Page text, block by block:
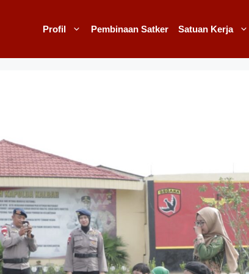
Profil Pembinaan Satker Satuan Kerja